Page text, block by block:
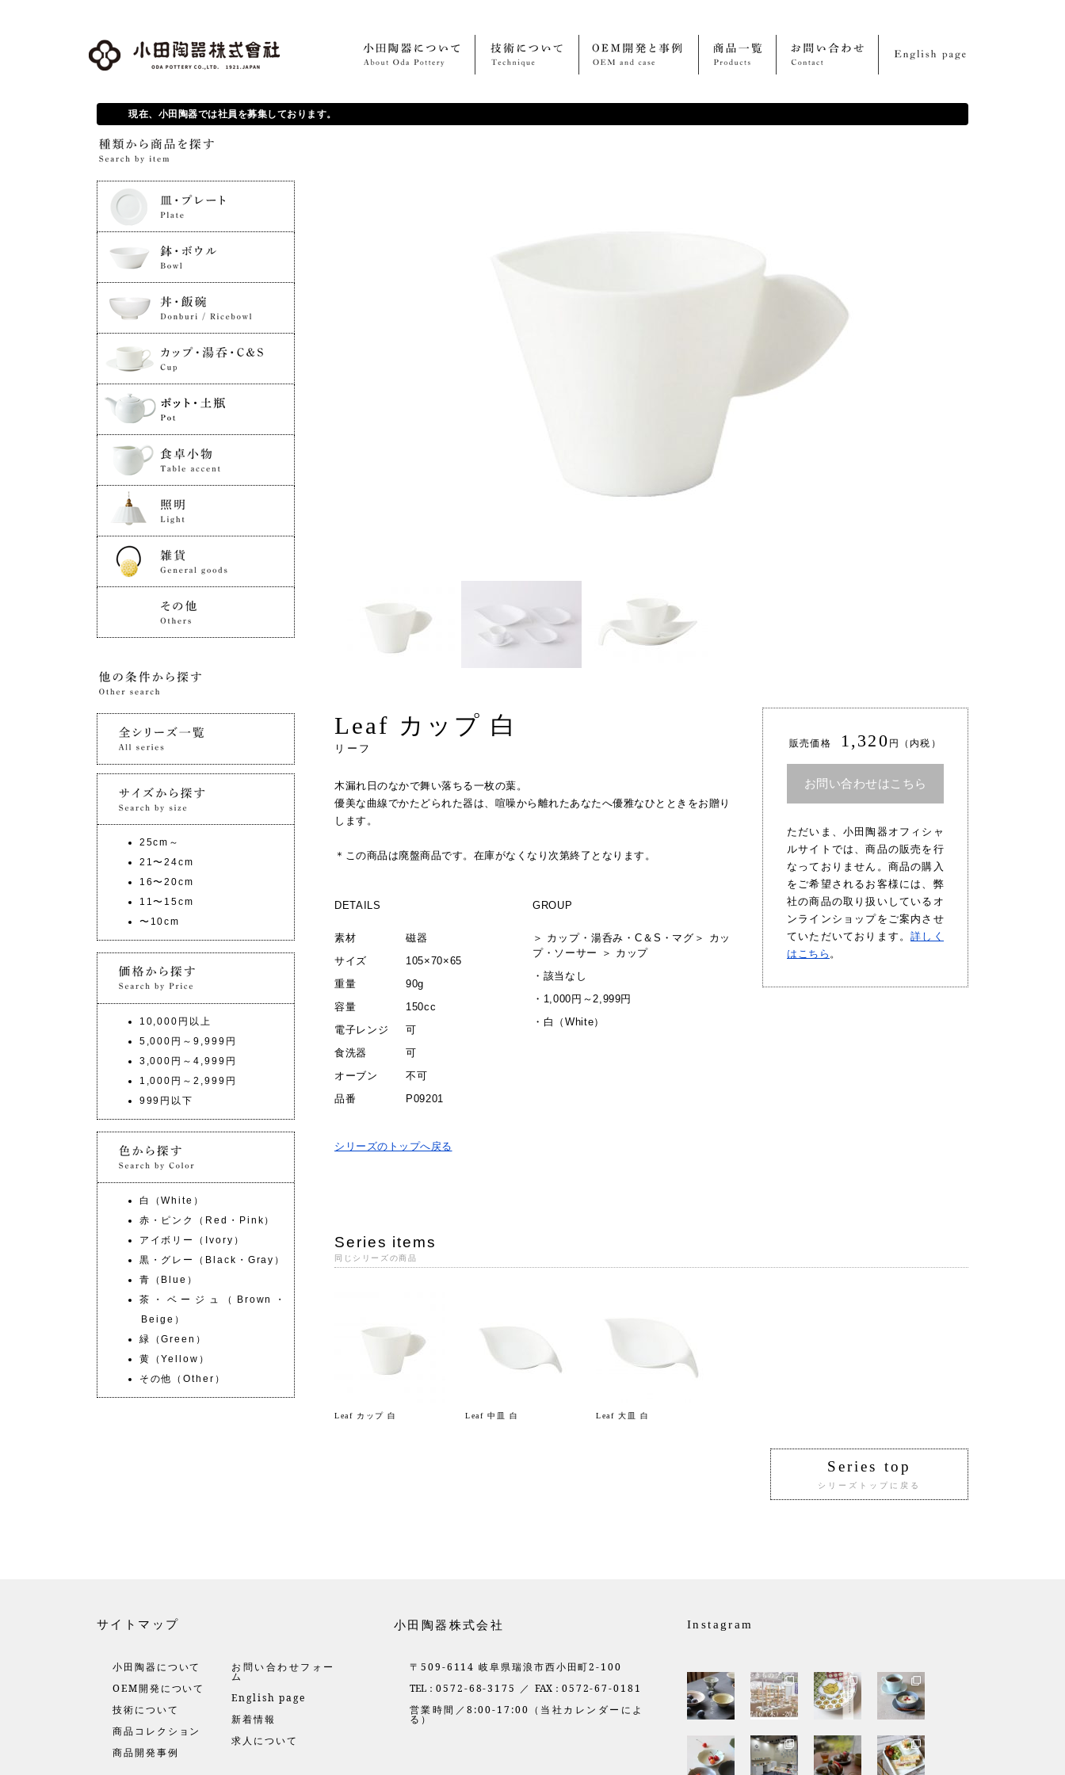
現在、小田陶器では社員を募集しております。
Leaf カップ 白
リーフ
木漏れ日のなかで舞い落ちる一枚の葉。
優美な曲線でかたどられた器は、喧噪から離れたあなたへ優雅なひとときをお贈り
します。
＊この商品は廃盤商品です。在庫がなくなり次第終了となります。
DETAILS
素材
磁器
サイズ
105×70×65
重量
90g
容量
150cc
電子レンジ
可
食洗器
可
オーブン
不可
品番
P09201
GROUP
＞ カップ・湯呑み・C＆S・マグ ＞ カッ
プ・ソーサー
＞ カップ
・ 該当なし
・ 1,000円～2,999円
・ 白（White）
販売価格 1,320 円（内税）
お問い合わせはこちら
ただいま、小田陶器オフィシャ
ルサイトでは、商品の販売を行
なっておりません。商品の購入
をご希望されるお客様には、弊
社の商品の取り扱いしているオ
ンラインショップをご案内させ
ていただいております。詳しく
はこちら 。
シリーズのトップへ戻る
Series items
同じシリーズの商品
Leaf カップ 白 Leaf 中皿 白 Leaf 大皿 白
Series top
シリーズトップに戻る
25cm～
21〜24cm
16〜20cm
11〜15cm
〜10cm
10,000円以上
5,000円～9,999円
3,000円～4,999円
1,000円～2,999円
999円以下
白（White）
赤・ピンク（Red・Pink）
アイボリー（Ivory）
黒・グレー（Black・Gray）
青（Blue）
茶・ベージュ（Brown・
Beige）
緑（Green）
黄（Yellow）
その他（Other）
サイトマップ
小田陶器について
OEM開発について
技術について
商品コレクション
商品開発事例
お問い合わせフォー
ム
English page
新着情報
求人について
小田陶器株式会社
〒509-6114 岐阜県瑞浪市西小田町2-100
TEL： 0572-68-3175 ／ FAX： 0572-67-0181
営業時間／8:00-17:00（当社カレンダーによ
る）
Instagram